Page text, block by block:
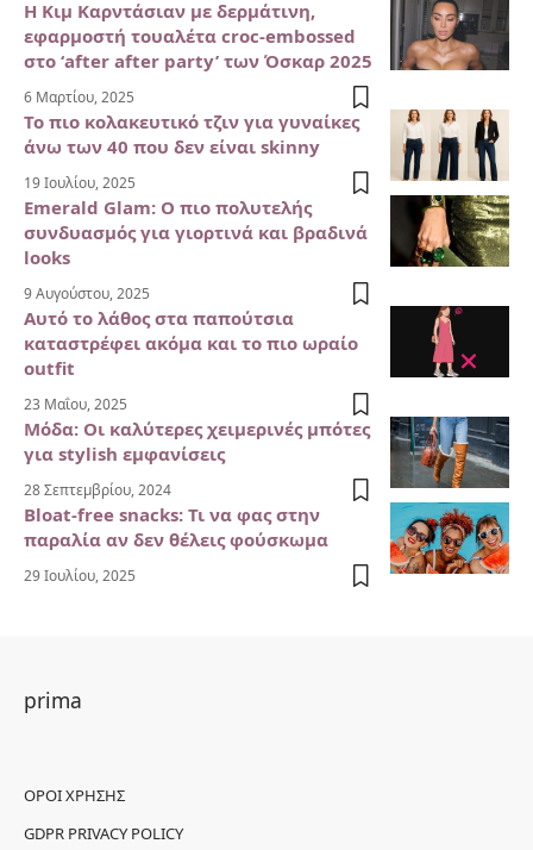
Η Κιμ Καρντάσιαν με δερμάτινη,
εφαρμοστή τουαλέτα croc-embossed
στο ‘after after party’ των Όσκαρ 2025
6 Μαρτίου, 2025
Το πιο κολακευτικό τζιν για γυναίκες
άνω των 40 που δεν είναι skinny
19 Ιουλίου, 2025
Emerald Glam: Ο πιο πολυτελής
συνδυασμός για γιορτινά και βραδινά
looks
9 Αυγούστου, 2025
Αυτό το λάθος στα παπούτσια
καταστρέφει ακόμα και το πιο ωραίο
outfit
23 Μαΐου, 2025
Μόδα: Οι καλύτερες χειμερινές μπότες
για stylish εμφανίσεις
28 Σεπτεμβρίου, 2024
Bloat-free snacks: Τι να φας στην
παραλία αν δεν θέλεις φούσκωμα
29 Ιουλίου, 2025
prima
ΌΡΟΙ ΧΡΉΣΗΣ
GDPR PRIVACY POLICY